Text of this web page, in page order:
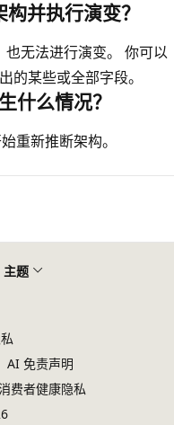
构并执行演变？
也无法进行演变。 你可以
的某些或全部字段。
什么情况？
重新推断架构。
主题
AI 免责声明
费者健康隐私